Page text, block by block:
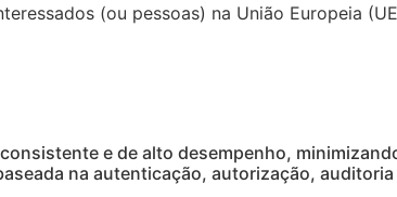
(ou pessoas) na União Europeia
e de alto desempenho,
na autenticação, autorização,